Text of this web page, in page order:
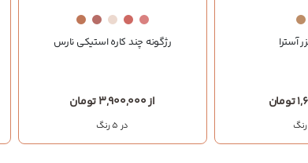
آسترا رژگونه چند کاره استیکی نارس
از 3,900,000 تومان
در 5 رنگ